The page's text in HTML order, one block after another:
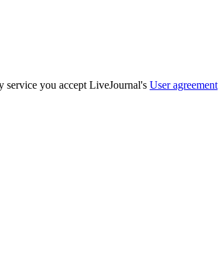
you accept LiveJournal's User agreement